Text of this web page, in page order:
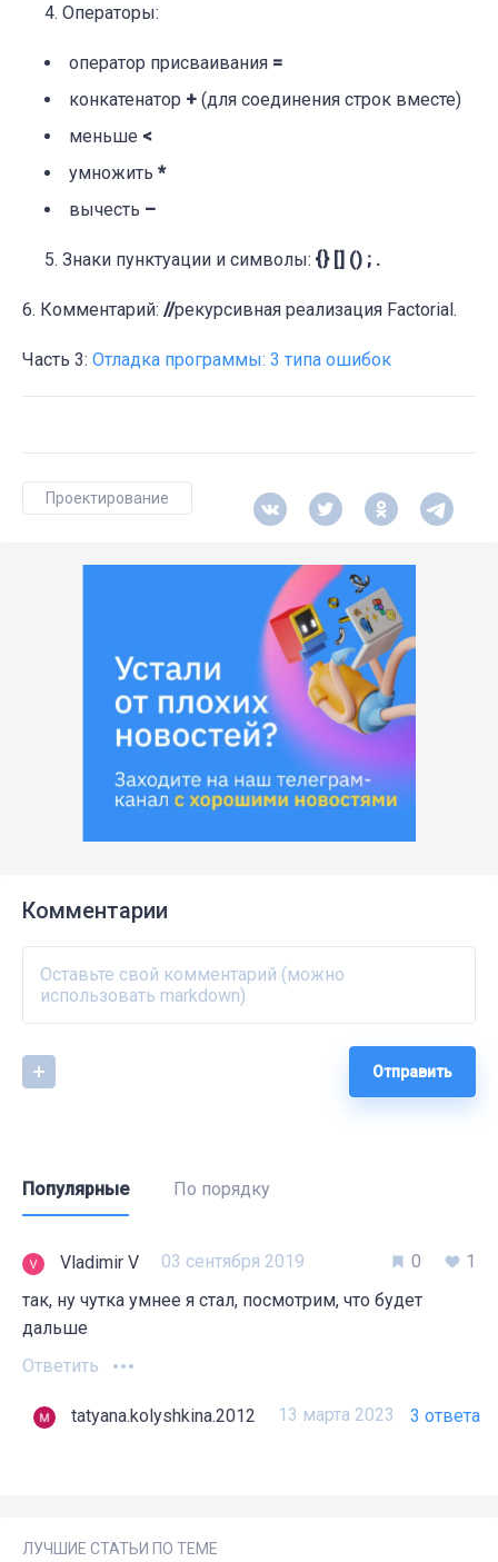
Операторы:
оператор присваивания =
конкатенатор + (для соединения строк вместе)
меньше <
умножить *
вычесть –
Знаки пунктуации и символы: {} [] () ; .
6. Комментарий: //рекурсивная реализация Factorial.
Часть 3: Отладка программы: 3 типа ошибок
Проектирование
Комментарии
Отправить
Популярные По порядку
Vladimir V 03 сентября 2019 0
1
так, ну чутка умнее я стал, посмотрим, что будет
дальше
Ответить
tatyana.kolyshkina.2012 13 марта 2023 3 ответа
ЛУЧШИЕ СТАТЬИ ПО ТЕМЕ